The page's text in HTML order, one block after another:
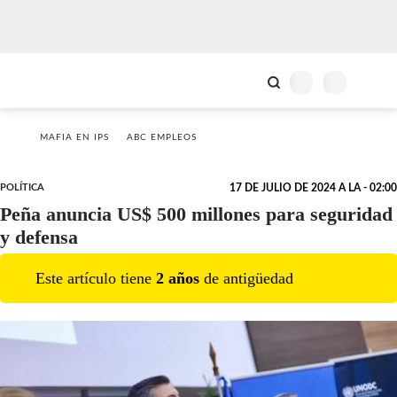
MAFIA EN IPS ABC EMPLEOS
POLÍTICA 17 DE JULIO DE 2024 A LA - 02:00
Peña anuncia US$ 500 millones para seguridad
y defensa
Este artículo tiene 2 años de antigüedad